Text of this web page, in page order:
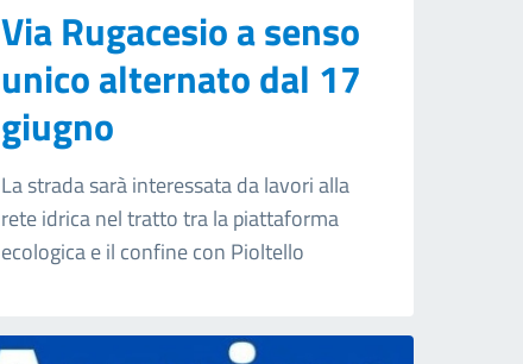
Via Rugacesio a senso
unico alternato dal 17
giugno
La strada sarà interessata da lavori alla
rete idrica nel tratto tra la piattaforma
ecologica e il confine con Pioltello